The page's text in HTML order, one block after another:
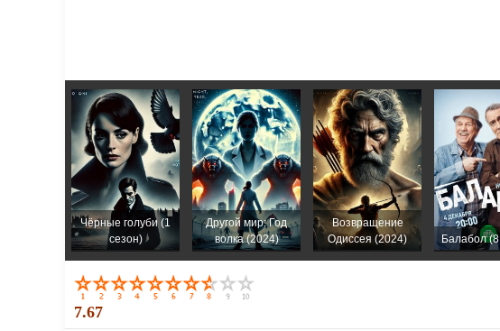
Чёрные голуби (1
сезон)
Другой мир: Год
волка (2024)
Возвращение
Одиссея (2024)
Балабол
7.67